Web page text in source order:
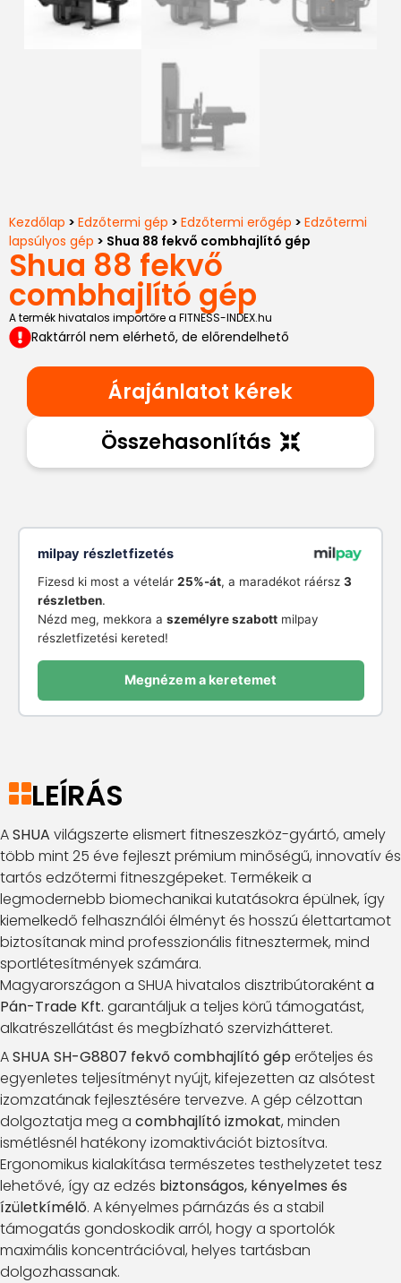
Kezdőlap > Edzőtermi gép > Edzőtermi erőgép > Edzőtermi
lapsúlyos gép > Shua 88 fekvő combhajlító gép
Shua 88 fekvő
combhajlító gép
A termék hivatalos importőre a FITNESS-INDEX.hu
Raktárról nem elérhető, de előrendelhető
Árajánlatot kérek
Összehasonlítás
milpay részletfizetés
Fizesd ki most a vételár 25%-át, a maradékot ráérsz 3
részletben.
Nézd meg, mekkora a személyre szabottmilpay
részletfizetési kereted!
Megnézem a keretemet
LEÍRÁS
ASHUA világszerte elismert fitneszeszköz-gyártó, amely
több mint 25 éve fejleszt prémium minőségű, innovatív és
tartós edzőtermi fitneszgépeket. Termékeik a
legmodernebb biomechanikai kutatásokra épülnek, így
kiemelkedő felhasználói élményt és hosszú élettartamot
biztosítanak mind professzionális fitnesztermek, mind
sportlétesítmények számára.
Magyarországon a SHUA hivatalos disztribútorakénta
Pán-Trade Kft. garantáljuk a teljes körű támogatást,
alkatrészellátást és megbízható szervizhátteret.
ASHUA SH-G8807 fekvő combhajlító gép erőteljes és
egyenletes teljesítményt nyújt, kifejezetten az alsótest
izomzatának fejlesztésére tervezve. A gép célzottan
dolgoztatja meg a combhajlító izmokat, minden
ismétlésnél hatékony izomaktivációt biztosítva.
Ergonomikus kialakítása természetes testhelyzetet tesz
lehetővé, így az edzés biztonságos, kényelmes és
ízületkímélő. A kényelmes párnázás és a stabil
támogatás gondoskodik arról, hogy a sportolók
maximális koncentrációval, helyes tartásban
dolgozhassanak.